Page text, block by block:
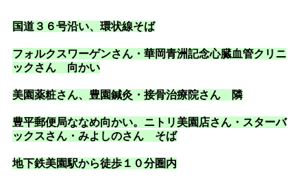
国道３６号沿い、環状線そば
フォルクスワーゲンさん・華岡青洲記念心臓血管クリニ
ックさん 向かい
美園薬粧さん、豊園鍼灸・接骨治療院さん 隣
豊平郵便局ななめ向かい。ニトリ美園店さん・スターバ
ックスさん・みよしのさん そば
地下鉄美園駅から徒歩１０分圏内